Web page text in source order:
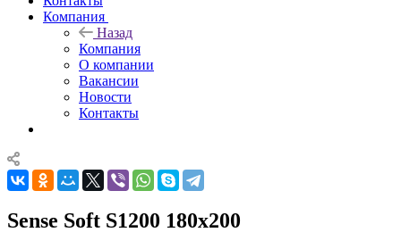
Компания
Назад
Компания
О компании
Вакансии
Новости
Контакты
Sense Soft S1200 180x200